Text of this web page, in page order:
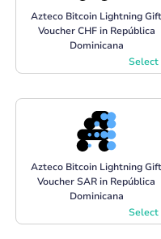
Azteco Bitcoin Lightning Gift
Voucher CHF in República
Dominicana
Select
Azteco Bitcoin Lightning Gift
Voucher SAR in República
Dominicana
Select